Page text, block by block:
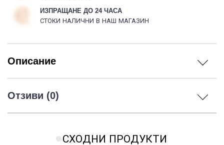
ИЗПРАЩАНЕ ДО 24 ЧАСА
СТОКИ НАЛИЧНИ В НАШ МАГАЗИН
Описание
Отзиви (0)
СХОДНИ ПРОДУКТИ